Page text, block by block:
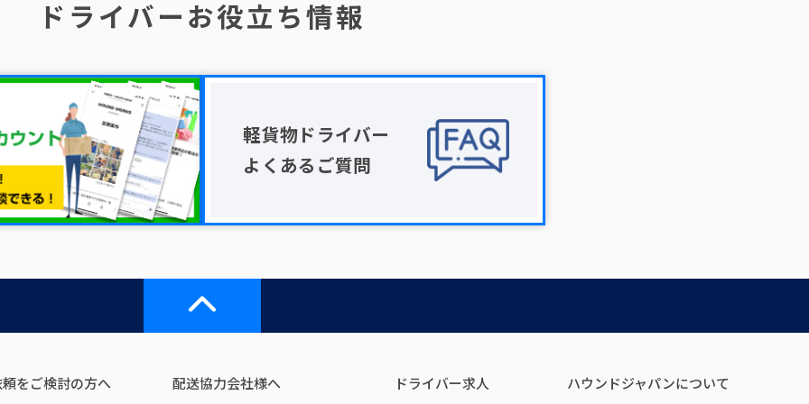
ドライバーお役立ち情報
軽貨物ドライバー
よくあるご質問
をご検討の方へ 配送協力会社様へ ドライバー求人 ハウンドジャパンについて